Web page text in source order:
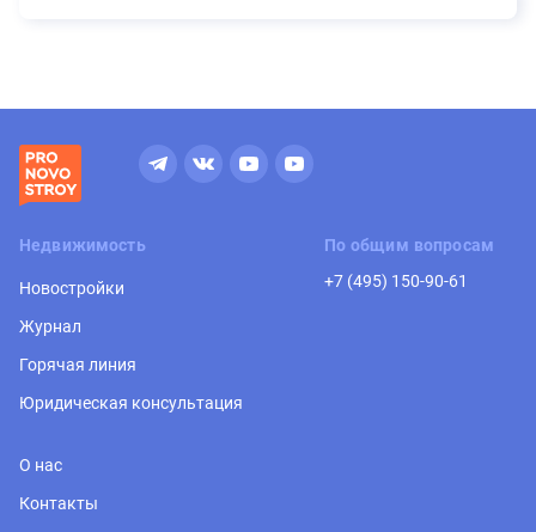
Недвижимость
Новостройки
Журнал
Горячая линия
Юридическая консультация
По общим вопросам
+7 (495) 150-90-61
О нас
Контакты